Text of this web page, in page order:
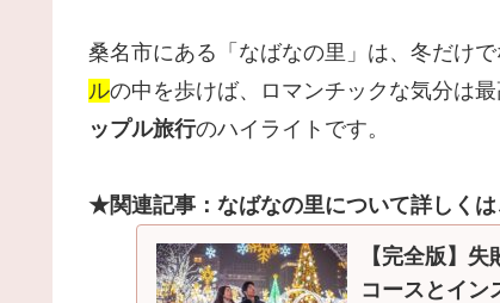
桑名市にある「なばなの里」は、冬だけ
ルの中を歩けば、ロマンチックな気分は
ップル旅行のハイライトです。
★関連記事：なばなの里について詳しくは
【完全版】
コースとイン